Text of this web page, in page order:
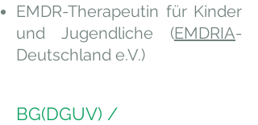
EMDR-Therapeutin für Kinder
und Jugendliche (EMDRIA-
Deutschland e.V.)
BG(DGUV) /